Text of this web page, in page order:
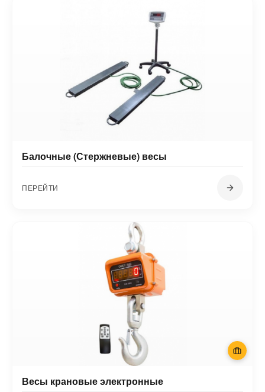
Балочные (Стержневые) весы
ПЕРЕЙТИ
Весы крановые электронные